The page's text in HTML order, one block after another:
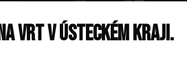
VRT v Ústeckém kraji.